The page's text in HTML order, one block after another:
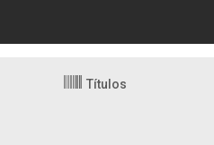
Títulos